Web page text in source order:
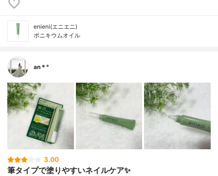
enieni(エニエニ)
ポニキウムオイル
an＊°
3.00
筆タイプで塗りやすいネイルケア✨